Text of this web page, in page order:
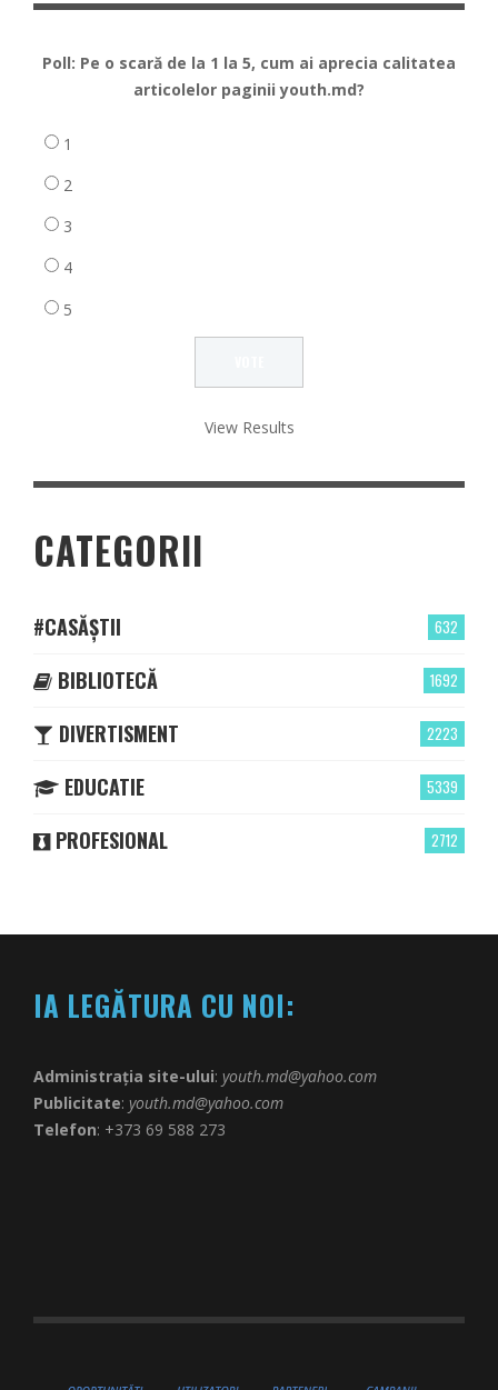
Poll: Pe o scară de la 1 la 5, cum ai aprecia calitatea
articolelor paginii youth.md?
1
2
3
4
5
View Results
CATEGORII
632
#CASĂȘTII
1692
BIBLIOTECĂ
2223
DIVERTISMENT
5339
EDUCATIE
2712
PROFESIONAL
IA LEGĂTURA CU NOI:
Administrația site-ului: youth.md@yahoo.com
Publicitate: youth.md@yahoo.com
Telefon: +373 69 588 273